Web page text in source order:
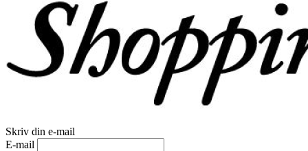
Skriv din e-mail
E-mail